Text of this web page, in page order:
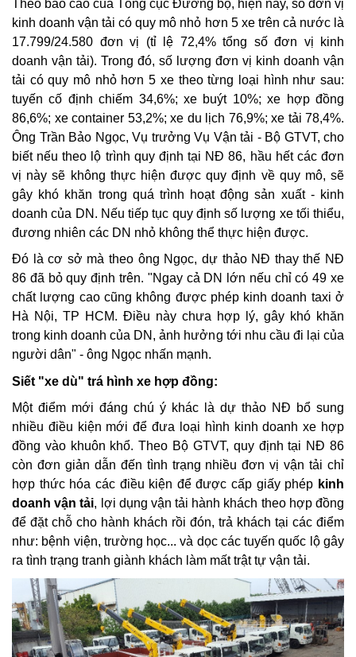
Theo báo cáo của Tổng cục Đường bộ, hiện nay, số đơn vị
kinh doanh vận tải có quy mô nhỏ hơn 5 xe trên cả nước là
17.799/24.580 đơn vị (tỉ lệ 72,4% tổng số đơn vị kinh
doanh vận tải). Trong đó, số lượng đơn vị kinh doanh vận
tải có quy mô nhỏ hơn 5 xe theo từng loại hình như sau:
tuyến cố định chiếm 34,6%; xe buýt 10%; xe hợp đồng
86,6%; xe container 53,2%; xe du lịch 76,9%; xe tải 78,4%.
Ông Trần Bảo Ngọc, Vụ trưởng Vụ Vận tải - Bộ GTVT, cho
biết nếu theo lộ trình quy định tại NĐ 86, hầu hết các đơn
vị này sẽ không thực hiện được quy định về quy mô, sẽ
gây khó khăn trong quá trình hoạt động sản xuất - kinh
doanh của DN. Nếu tiếp tục quy định số lượng xe tối thiểu,
đương nhiên các DN nhỏ không thể thực hiện được.
Đó là cơ sở mà theo ông Ngọc, dự thảo NĐ thay thế NĐ
86 đã bỏ quy định trên. "Ngay cả DN lớn nếu chỉ có 49 xe
chất lượng cao cũng không được phép kinh doanh taxi ở
Hà Nội, TP HCM. Điều này chưa hợp lý, gây khó khăn
trong kinh doanh của DN, ảnh hưởng tới nhu cầu đi lại của
người dân" - ông Ngọc nhấn mạnh.
Siết "xe dù" trá hình xe hợp đồng:
Một điểm mới đáng chú ý khác là dự thảo NĐ bổ sung
nhiều điều kiện mới để đưa loại hình kinh doanh xe hợp
đồng vào khuôn khổ. Theo Bộ GTVT, quy định tại NĐ 86
còn đơn giản dẫn đến tình trạng nhiều đơn vị vận tải chỉ
hợp thức hóa các điều kiện để được cấp giấy phép kinh
doanh vận tải, lợi dụng vận tải hành khách theo hợp đồng
để đặt chỗ cho hành khách rồi đón, trả khách tại các điểm
như: bệnh viện, trường học... và dọc các tuyến quốc lộ gây
ra tình trạng tranh giành khách làm mất trật tự vận tải.